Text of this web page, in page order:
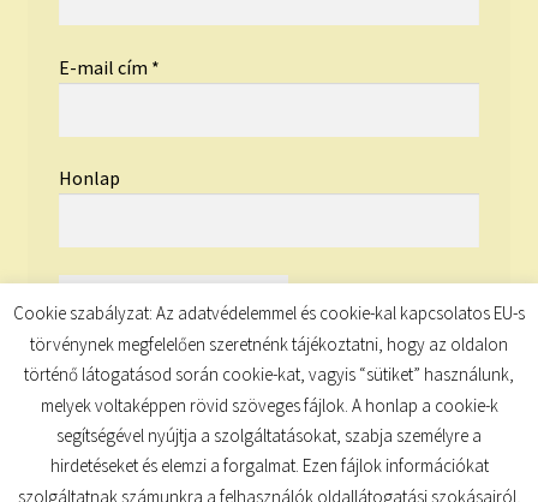
E-mail cím *
Honlap
Cookie szabályzat: Az adatvédelemmel és cookie-kal kapcsolatos EU-s
törvénynek megfelelően szeretnénk tájékoztatni, hogy az oldalon
történő látogatásod során cookie-kat, vagyis “sütiket” használunk,
melyek voltaképpen rövid szöveges fájlok. A honlap a cookie-k
segítségével nyújtja a szolgáltatásokat, szabja személyre a
hirdetéseket és elemzi a forgalmat. Ezen fájlok információkat
szolgáltatnak számunkra a felhasználók oldallátogatási szokásairól,